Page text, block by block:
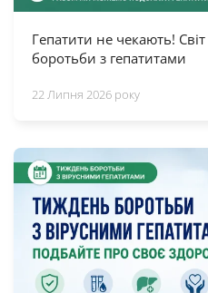
Гепатити не чекають!
боротьби з гепатитами
22 Липня 2026 року